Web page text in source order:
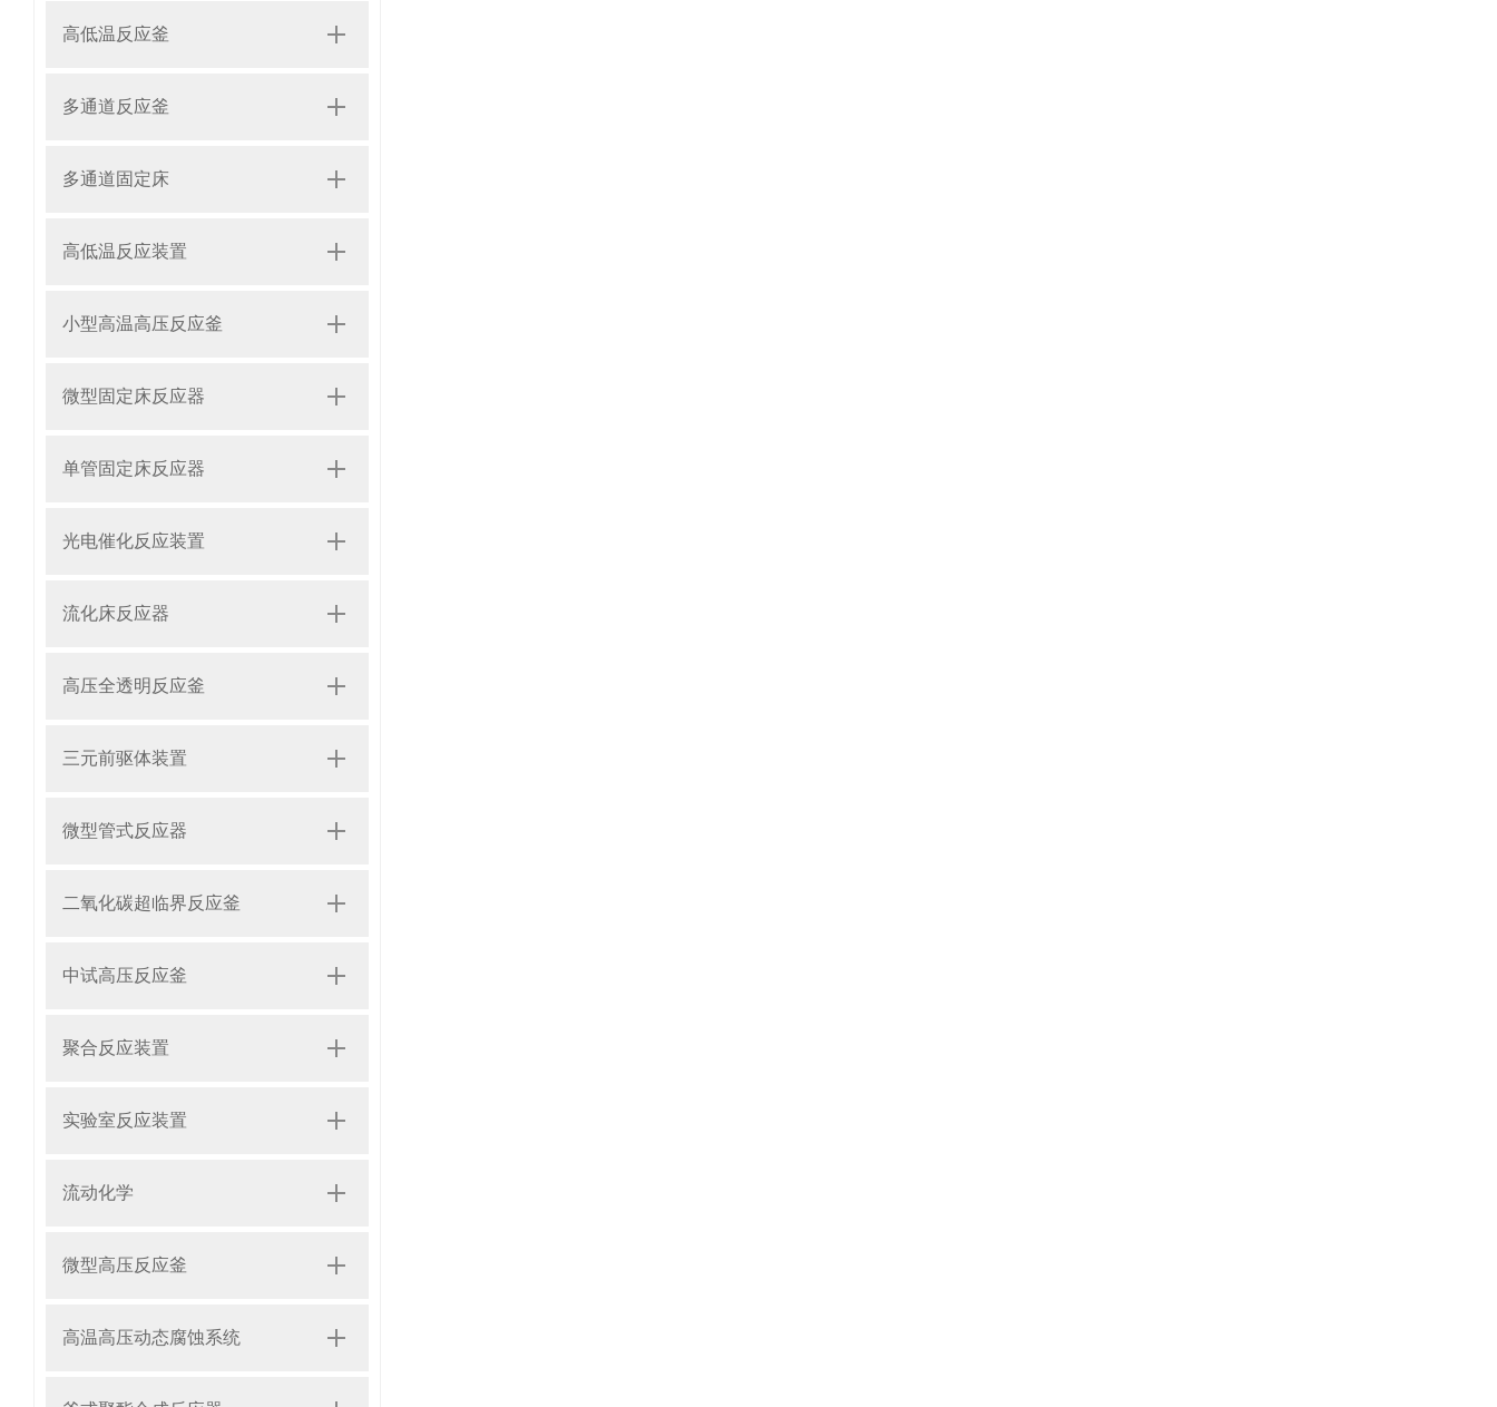
高低温反应釜
多通道反应釜
多通道固定床
高低温反应装置
小型高温高压反应釜
微型固定床反应器
单管固定床反应器
光电催化反应装置
流化床反应器
高压全透明反应釜
三元前驱体装置
微型管式反应器
二氧化碳超临界反应釜
中试高压反应釜
聚合反应装置
实验室反应装置
流动化学
微型高压反应釜
高温高压动态腐蚀系统